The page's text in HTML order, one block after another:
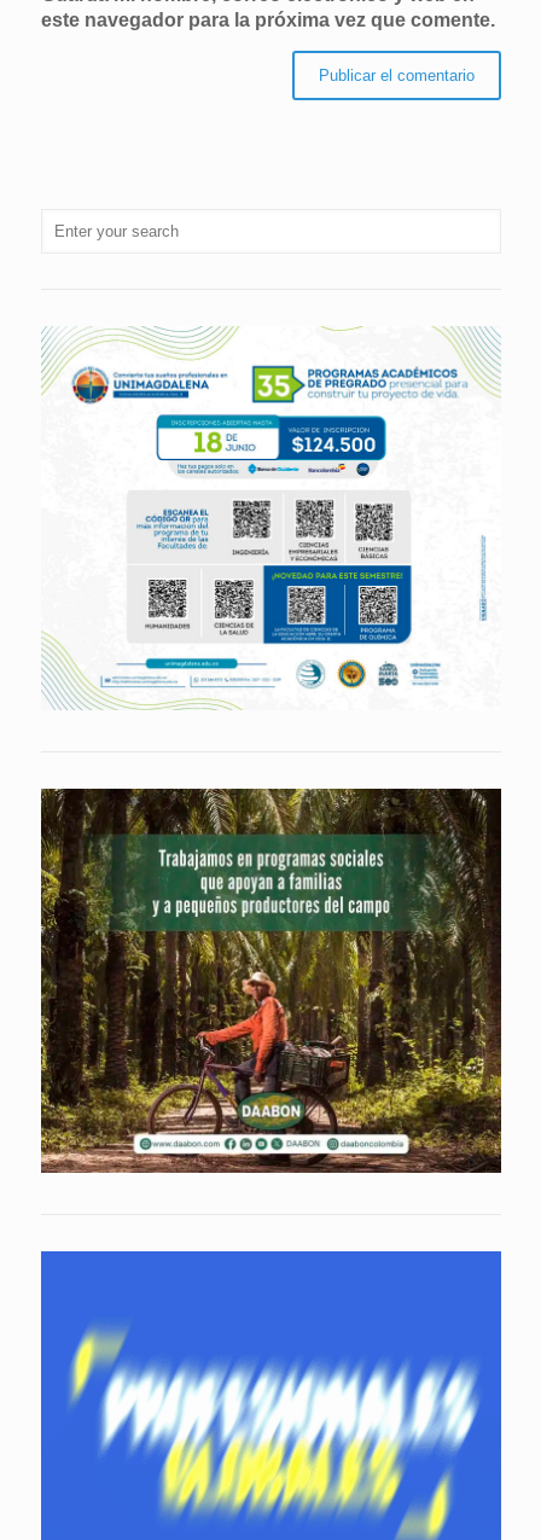
este navegador para la próxima vez que comente.